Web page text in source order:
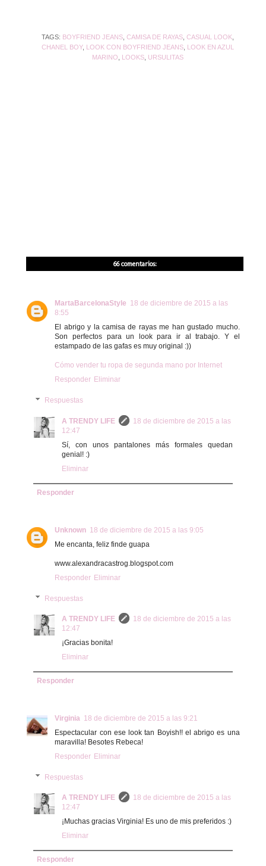
TAGS: BOYFRIEND JEANS, CAMISA DE RAYAS, CASUAL LOOK,
CHANEL BOY, LOOK CON BOYFRIEND JEANS, LOOK EN AZUL
MARINO, LOOKS, URSULITAS
66 comentarios:
MartaBarcelonaStyle 18 de diciembre de 2015 a las
8:55
El abrigo y la camisa de rayas me han gustado mucho.
Son perfectos para un look para ir al trabajo. Y el
estampado de las gafas es muy original :))
Cómo vender tu ropa de segunda mano por Internet
Responder Eliminar
Respuestas
A TRENDY LIFE
18 de diciembre de 2015 a las
12:47
Sí, con unos pantalones más formales quedan
genial! :)
Eliminar
Responder
Unknown 18 de diciembre de 2015 a las 9:05
Me encanta, feliz finde guapa
www.alexandracastrog.blogspot.com
Responder Eliminar
Respuestas
A TRENDY LIFE
18 de diciembre de 2015 a las
12:47
¡Gracias bonita!
Eliminar
Responder
Virginia 18 de diciembre de 2015 a las 9:21
Espectacular con ese look tan Boyish!! el abrigo es una
maravilla! Besotes Rebeca!
Responder Eliminar
Respuestas
A TRENDY LIFE
18 de diciembre de 2015 a las
12:47
¡Muchas gracias Virginia! Es uno de mis preferidos :)
Eliminar
Responder